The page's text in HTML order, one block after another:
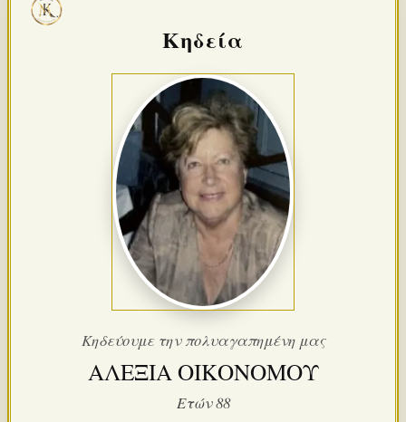
Κηδεία
Κηδεύουμε την πολυαγαπημένη μας
ΑΛΕΞΙΑ ΟΙΚΟΝΟΜΟΥ
Ετών 88